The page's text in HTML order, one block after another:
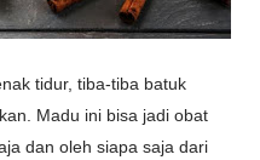
tidur, tiba-tiba batuk
Madu ini bisa jadi obat
dan oleh siapa saja dari